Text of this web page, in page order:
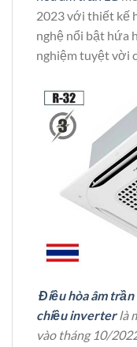
2023 với thiết kế
nghệ nổi bật hứa
nghiệm tuyệt vời
Điều hòa âm trần
chiều inverterlà
vào tháng 10/